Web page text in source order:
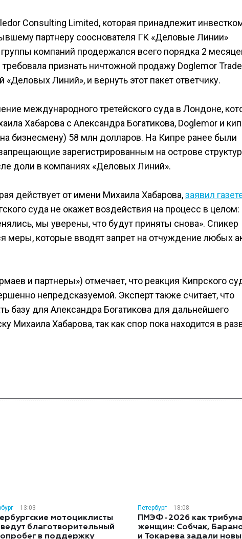
Consulting Limited, которая принадлежит
партнеру сооснователя ГК «Деловые Линии»
компаний продержался всего порядка 2
признать ничтожной продажу Doglemor
«Деловых Линий», и вернуть этот пакет ответчику.
международного третейского суда в Лондоне,
Хабарова с Александра Богатикова, Doglemor и
бизнесмену) 58 млн долларов. На Кипре ранее были
зарегистрированным на острове
доли в компаниях «Деловых Линий».
действует от имени Михаила Хабарова,заявил
суда не окажет воздействия на процесс в
мы уверены, что будут приняты снова». Спикер
меры, которые вводят запрет на отчуждение любых
и партнеры») отмечает, что реакция Кипрского
непредсказуемой. Эксперт также считает, что
базу для Александра Богатикова для дальнейшего
Михаила Хабарова, так как спор пока находится в
13:03
мотоциклисты
благотворительный
в поддержку
Петербург 18:08
ПМЭФ-2026 как
женщин: Собчак,
и Токарева задали